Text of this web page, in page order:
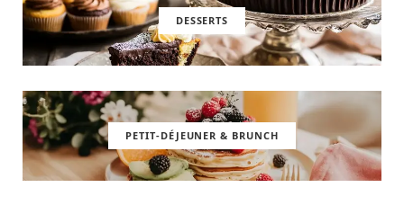
DESSERTS
PETIT-DÉJEUNER & BRUNCH